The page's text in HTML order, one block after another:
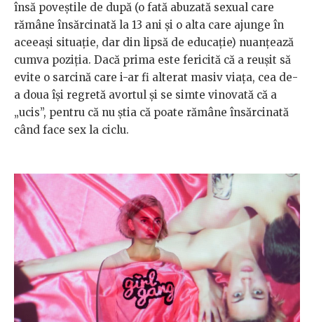
însă poveştile de după (o fată abuzată sexual care
rămâne însărcinată la 13 ani şi o alta care ajunge în
aceeaşi situaţie, dar din lipsă de educaţie) nuanţează
cumva poziţia. Dacă prima este fericită că a reuşit să
evite o sarcină care i-ar fi alterat masiv viaţa, cea de-
a doua îşi regretă avortul şi se simte vinovată că a
„ucis”, pentru că nu ştia că poate rămâne însărcinată
când face sex la ciclu.